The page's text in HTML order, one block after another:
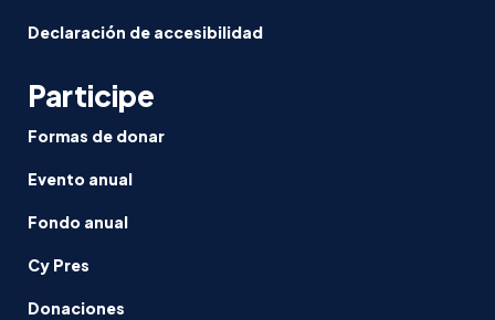
Declaración de accesibilidad
Participe
Formas de donar
Evento anual
Fondo anual
Cy Pres
Donaciones